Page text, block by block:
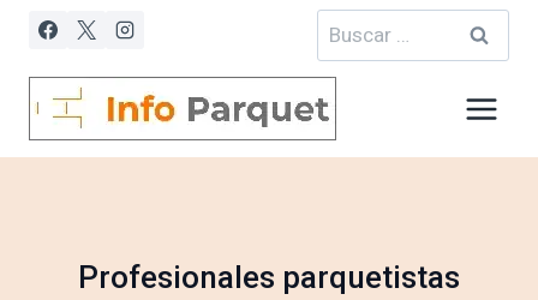
Saltar
contenido
Buscar:
Profesionales parquetistas